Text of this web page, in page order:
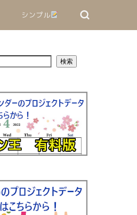
シンプル
検索